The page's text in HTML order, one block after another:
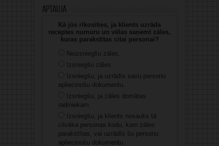
Aptauja
Kā jūs rīkosities, ja klients uzrāda
receptes numuru un vēlas saņemt zāles,
kuras parakstītas citai personai?
Neizsniegšu zāles.
Izsniegšu zāles.
Izsniegšu, ja uzrādīs savu personu
apliecinošu dokumentu.
Izsniegšu, ja zāles domātas
radiniekam.
Izsniegšu, ja klients nosauks tā
cilvēka personas kodu, kam zāles
parakstītas, vai uzrādīs šo personu
apliecinošu dokumentu.